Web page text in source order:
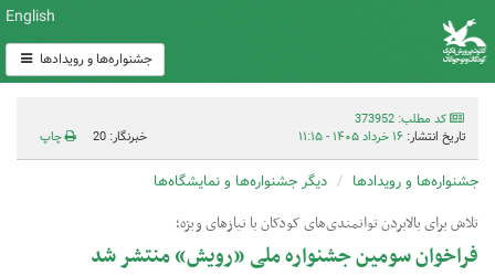
English
جشنواره‌ها و رویدادها
کد مطلب: 373952
تاریخ انتشار: ۱۶ خرداد ۱۴۰۵ - ۱۱:۱۵ خبرنگار: 20 چاپ
جشنواره‌ها و رویدادها دیگر جشنواره‌ها و نمایشگاه‌ها
تلاش برای بالابردن توانمندی‌های کودکان با نیازهای ویژه؛
فراخوان سومین جشنواره ملی «رویش» منتشر شد